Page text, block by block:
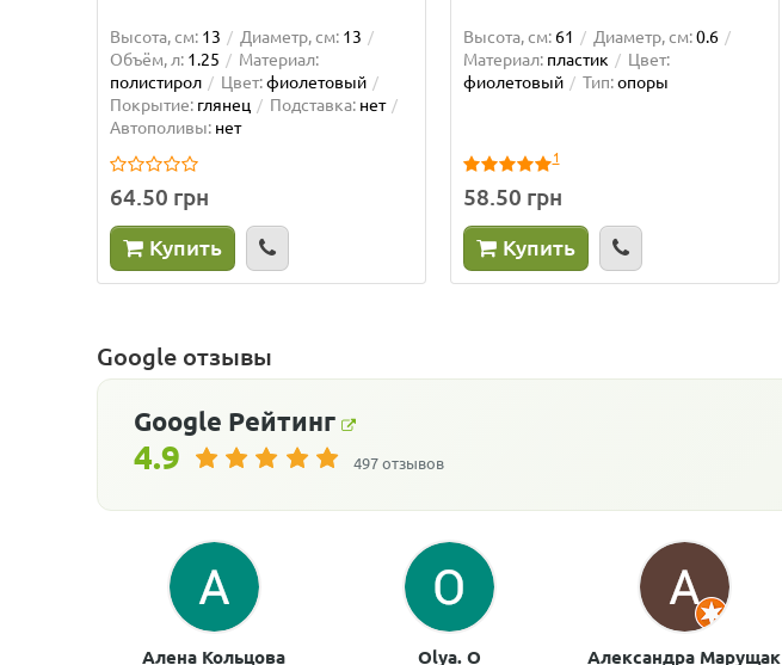
Высота, см: 13 Диаметр, см: 13
Объём, л: 1.25
Материал:
полистирол
Цвет:фиолетовый
Покрытие: глянец Подставка: нет
Автополивы: нет
64.50 грн
Купить
Высота, см: 61 Диаметр, см:0.6
Материал: пластик
Цвет:
фиолетовый
Тип:опоры
1
58.50 грн
Купить
Google отзывы
Google Рейтинг
4.9 497 отзывов
Алена Кольцова Olya. O
Александра Марущак